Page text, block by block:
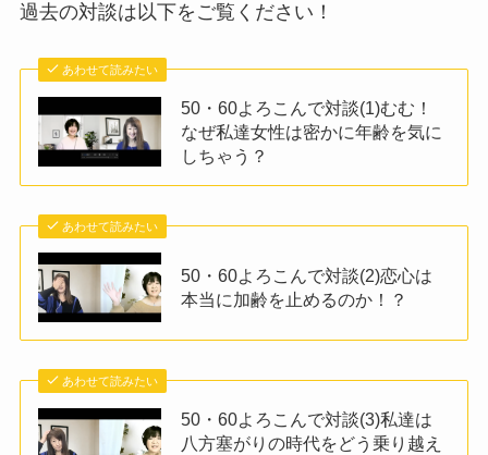
過去の対談は以下をご覧ください！
あわせて読みたい
50・60よろこんで対談(1)むむ！
なぜ私達女性は密かに年齢を気に
しちゃう？
あわせて読みたい
50・60よろこんで対談(2)恋心は
本当に加齢を止めるのか！？
あわせて読みたい
50・60よろこんで対談(3)私達は
八方塞がりの時代をどう乗り越え